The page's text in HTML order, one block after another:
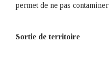
permet de ne pas
Sortie de territoire